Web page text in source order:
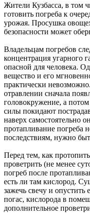
Жители Кузбасса, в том
готовить погреба к
урожая. Просушка
безопасности может
Владельцам погребов
концентрация угарного
опасной для человека.
вещество и его
практически
отравлении сначала
головокружение, а
силы покидают
наверх самостоятельно
протапливание погреба
последствиям, нужно
Перед тем, как
проветрить (не менее
погреб после
есть ли там кислород.
зажечь свечу и опустить
погас, кислорода в
дополнительное